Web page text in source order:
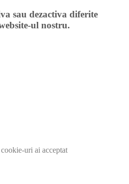
sau dezactiva diferite
ul nostru.
uri ai acceptat